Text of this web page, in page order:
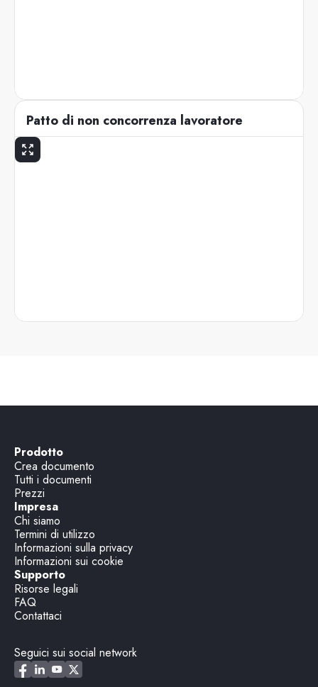
Patto di non concorrenza lavoratore
Prodotto
Crea documento
Tutti i documenti
Prezzi
Impresa
Chi siamo
Termini di utilizzo
Informazioni sulla privacy
Informazioni sui cookie
Supporto
Risorse legali
FAQ
Contattaci
Seguici sui social network